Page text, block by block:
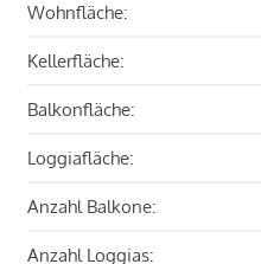
Wohnfläche:
Kellerfläche:
Balkonfläche:
Loggiafläche:
Anzahl Balkone:
Anzahl Loggias: